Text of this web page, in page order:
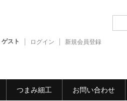
ゲスト ログイン 新規会員登録
つまみ細工 お問い合わせ